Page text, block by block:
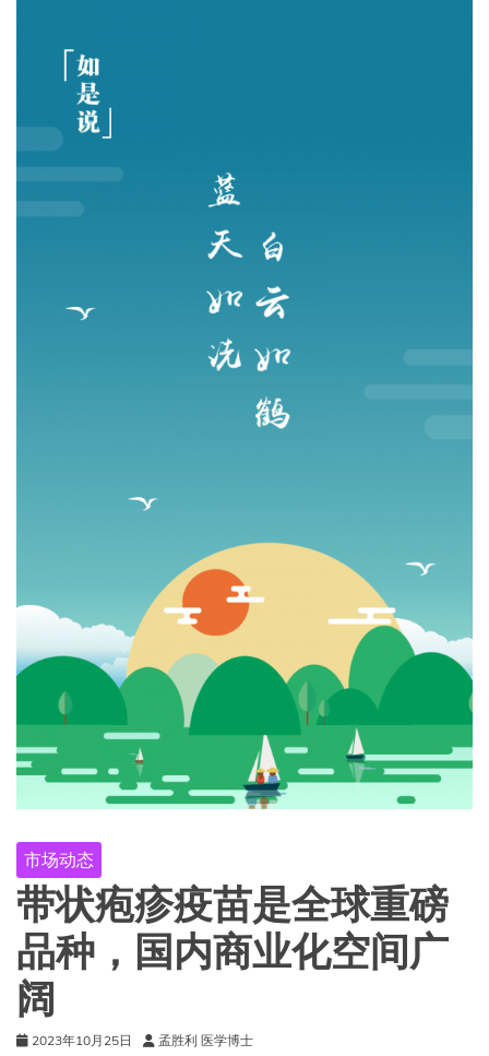
市场动态
带状疱疹疫苗是全球重磅
品种，国内商业化空间广
阔
2023年10月25日 孟胜利 医学博士